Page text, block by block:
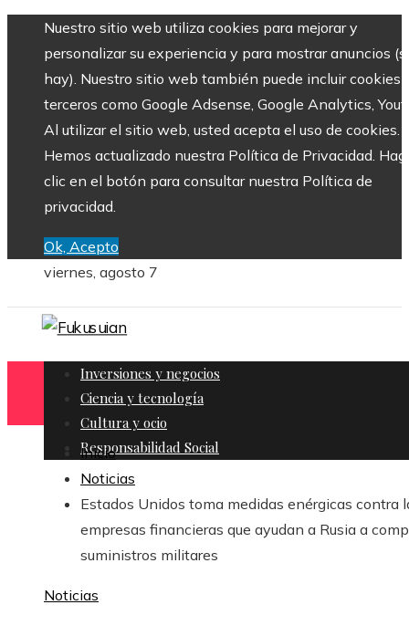
Nuestro sitio web utiliza cookies para mejorar y
personalizar su experiencia y para mostrar anuncios
hay). Nuestro sitio web también puede incluir cookies
terceros como Google Adsense, Google Analytics,
Al utilizar el sitio web, usted acepta el uso de cookies.
Hemos actualizado nuestra Política de Privacidad.
clic en el botón para consultar nuestra Política de
privacidad.
Ok, Acepto
viernes, agosto 7
Inversiones y negocios
Ciencia y tecnología
Cultura y ocio
Responsabilidad Social
Inicio
Noticias
Estados Unidos toma medidas enérgicas contra
empresas financieras que ayudan a Rusia a
suministros militares
Noticias